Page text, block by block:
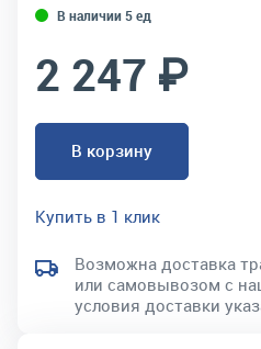
В наличии 5 ед
2 247 ₽
В корзину
Купить в 1 клик
Возможна доставка
или самовывозом с
условия доставки